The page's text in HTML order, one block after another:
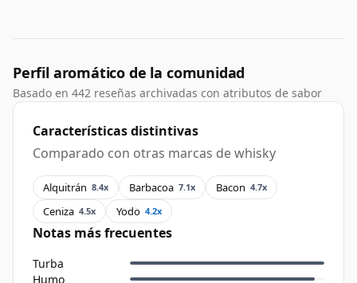
Perfil aromático de la comunidad
Basado en 442 reseñas archivadas con atributos de sabor
Características distintivas
Comparado con otras marcas de whisky
Alquitrán 8.4x Barbacoa 7.1x Bacon 4.7x
Ceniza 4.5x Yodo 4.2x
Notas más frecuentes
Turba
Humo